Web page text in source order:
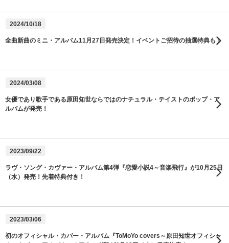
2024/10/18
全曲新曲のミニ・アルバム11月27日発売決定！イベントご招待の抽選特典も！
2024/03/08
女優であり歌手である原田知世ならではのナチュラル・テイストのポップ・ア
ルバムが発売！
2023/09/22
ラヴ・ソング・カヴァー・アルバム第4弾『恋愛小説4～音楽飛行』が10月25日
（水）発売！先着特典付き！
2023/03/06
初のオフィシャル・カバー・アルバム『ToMoYo covers～原田知世オフィシャ